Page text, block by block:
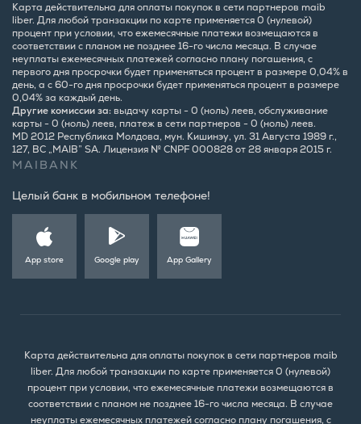
Карта действительна для оплаты покупок в сети партнеров maib
liber. Для любой транзакции по карте применяется 0 (нулевой)
процент при условии, что ежемесячные платежи возмещаются в
соответствии с планом не позднее 16-го числа месяца. В случае
неуплаты ежемесячных платежей согласно плану погашения, с
первого дня просрочки будет применяться процент в размере 0,04% в
день, а с 60-го дня просрочки будет применяться процент в размере
0,04% за каждый день.
Другие комиссии за:выдачу карты - 0 (ноль) леев, обслуживание
карты - 0 (ноль) леев, платеж в сети партнеров - 0 (ноль) леев.
MD 2012 Республика Молдова, мун. Кишинэу, ул. 31 Августа 1989 г.,
127, BC „MAIB” SA. Лицензия № CNPF 000828 от 28 января 2015 г.
MAIBANK
Целый банк в мобильном телефоне!
App store Google play App Gallery
Карта действительна для оплаты покупок в сети партнеров maib
liber. Для любой транзакции по карте применяется 0 (нулевой)
процент при условии, что ежемесячные платежи возмещаются в
соответствии с планом не позднее 16-го числа месяца. В случае
неуплаты ежемесячных платежей согласно плану погашения, с